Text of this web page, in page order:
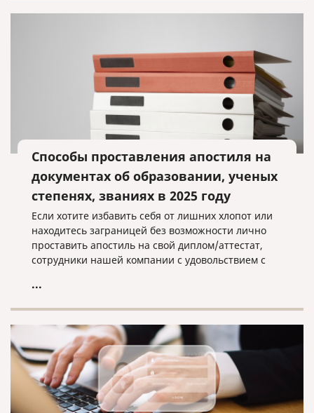
Способы проставления апостиля на
документах об образовании, ученых
степенях, званиях в 2025 году
Если хотите избавить себя от лишних хлопот или
находитесь заграницей без возможности лично
проставить апостиль на свой диплом/аттестат,
сотрудники нашей компании с удовольствием с
...